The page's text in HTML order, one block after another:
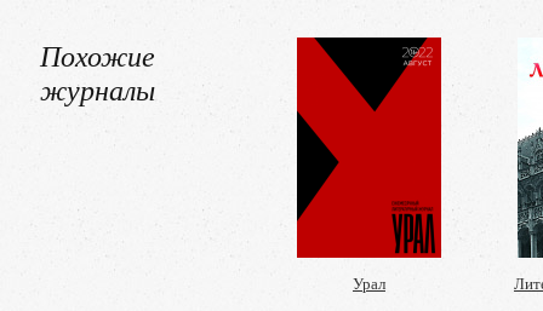
Похожие
журналы
Урал